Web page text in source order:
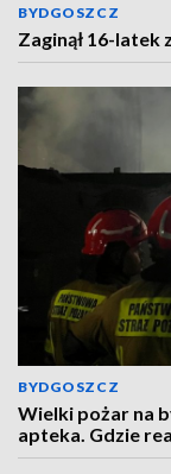
BYDGOSZCZ
Zaginął 16-latek
BYDGOSZCZ
Wielki pożar na
apteka. Gdzie